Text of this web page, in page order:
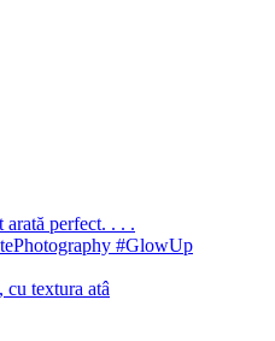
cu textura atâ